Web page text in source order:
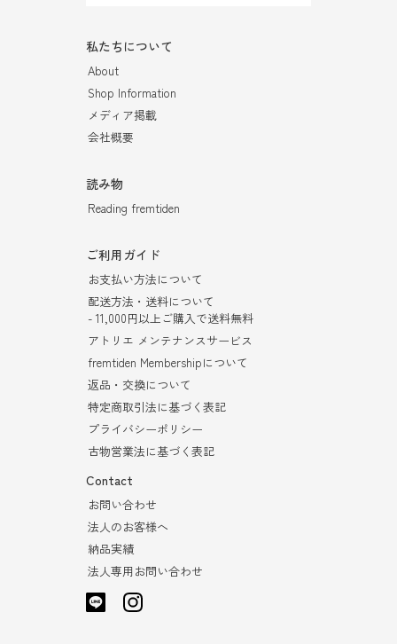
私たちについて
About
Shop Information
メディア掲載
会社概要
読み物
Reading fremtiden
ご利用ガイド
お支払い方法について
配送方法・送料について
- 11,000円以上ご購入で送料無料
アトリエ メンテナンスサービス
fremtiden Membershipについて
返品・交換について
特定商取引法に基づく表記
プライバシーポリシー
古物営業法に基づく表記
Contact
お問い合わせ
法人のお客様へ
納品実績
法人専用お問い合わせ